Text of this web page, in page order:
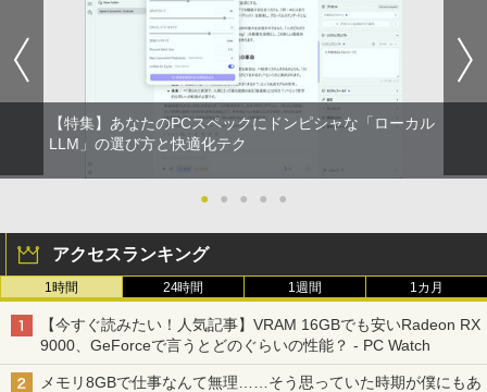
【特集】あなたのPCスペックにドンピシャな「ローカル
LLM」の選び方と快適化テク
● ● ● ● ●
アクセスランキング
1時間 24時間 1週間 1カ月
【今すぐ読みたい！人気記事】VRAM 16GBでも安いRadeon RX
9000、GeForceで言うとどのぐらいの性能？ - PC Watch
メモリ8GBで仕事なんて無理……そう思っていた時期が僕にもあ